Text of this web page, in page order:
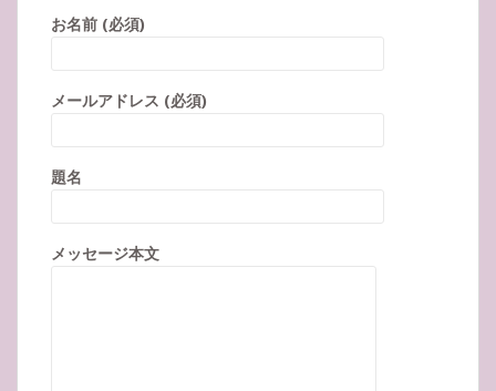
お名前 (必須)
メールアドレス (必須)
題名
メッセージ本文